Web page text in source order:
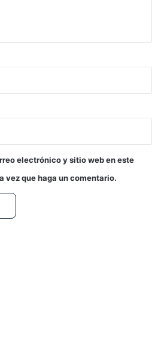
electrónico y sitio web en este
vez que haga un comentario.